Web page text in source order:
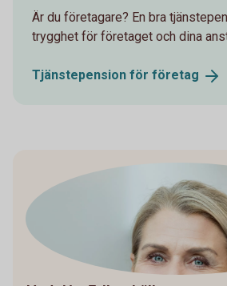
Är du företagare? En bra
trygghet för företaget och dina
Tjänstepension för företag